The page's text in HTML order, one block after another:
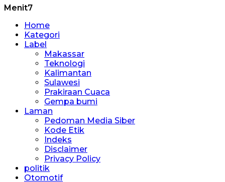
Menit7
Home
Kategori
Label
Makassar
Teknologi
Kalimantan
Sulawesi
Prakiraan Cuaca
Gempa bumi
Laman
Pedoman Media Siber
Kode Etik
Indeks
Disclaimer
Privacy Policy
politik
Otomotif